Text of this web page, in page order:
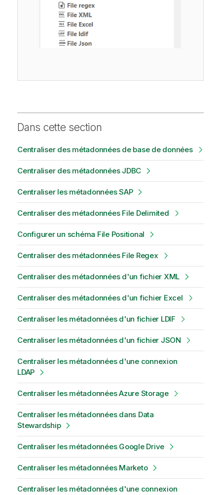
Dans cette section
Centraliser des métadonnées de base de données
Centraliser des métadonnées JDBC
Centraliser les métadonnées SAP
Centraliser des métadonnées File Delimited
Configurer un schéma File Positional
Centraliser des métadonnées File Regex
Centraliser des métadonnées d'un fichier XML
Centraliser des métadonnées d'un fichier Excel
Centraliser les métadonnées d'un fichier LDIF
Centraliser les métadonnées d'un fichier JSON
Centraliser les métadonnées d'une connexion
LDAP
Centraliser les métadonnées Azure Storage
Centraliser les métadonnées dans Data
Stewardship
Centraliser les métadonnées Google Drive
Centraliser les métadonnées Marketo
Centraliser les métadonnées d'une connexion